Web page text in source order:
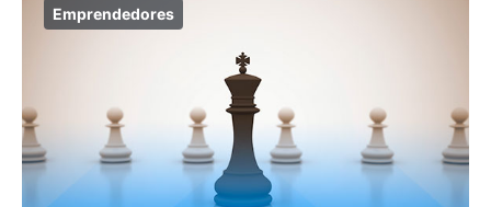
Emprendedores